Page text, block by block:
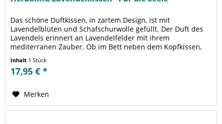
Das schöne Duftkissen, in zartem Design, ist mit
Lavendelblüten und Schafschurwolle gefüllt. Der Duft des
Lavendels erinnert an Lavendelfelder mit ihrem
mediterranen Zauber. Ob im Bett neben dem Kopfkissen,
Inhalt 1 Stück
17,95 € *
Merken